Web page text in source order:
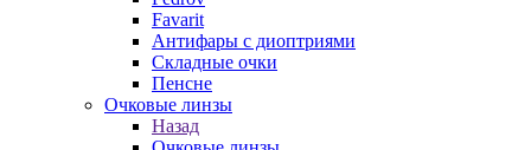
Favarit
Антифары с диоптриями
Складные очки
Пенсне
Очковые линзы
Назад